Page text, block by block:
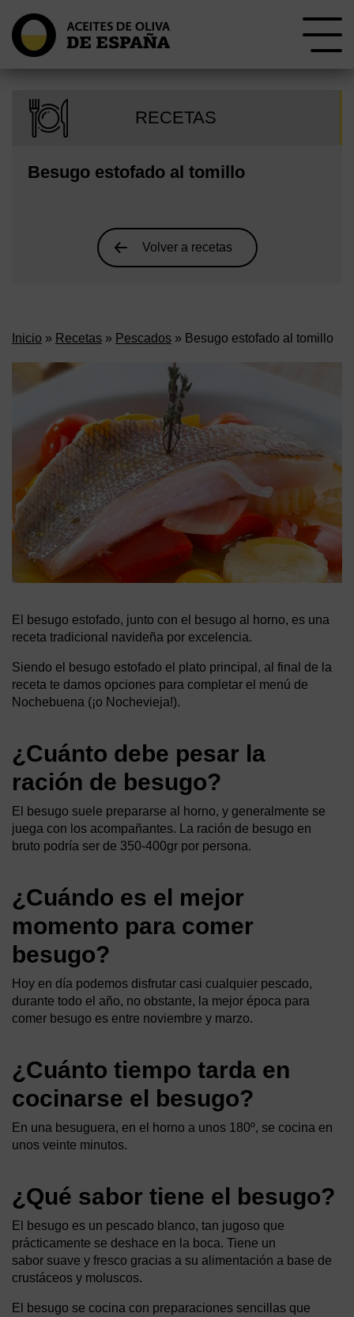
RECETAS
Besugo estofado al tomillo
Volver a recetas
Inicio » Recetas » Pescados » Besugo estofado al tomillo
El besugo estofado, junto con el besugo al horno, es una
receta tradicional navideña por excelencia.
Siendo el besugo estofado el plato principal, al final de la
receta te damos opciones para completar el menú de
Nochebuena (¡o Nochevieja!).
¿Cuánto debe pesar la
ración de besugo?
El besugo suele prepararse al horno, y generalmente se
juega con los acompañantes. La ración de besugo en
bruto podría ser de 350-400gr por persona.
¿Cuándo es el mejor
momento para comer
besugo?
Hoy en día podemos disfrutar casi cualquier pescado,
durante todo el año, no obstante, la mejor época para
comer besugo es entre noviembre y marzo.
¿Cuánto tiempo tarda en
cocinarse el besugo?
En una besuguera, en el horno a unos 180º, se cocina en
unos veinte minutos.
¿Qué sabor tiene el besugo?
El besugo es un pescado blanco, tan jugoso que
prácticamente se deshace en la boca. Tiene un
sabor suave y fresco gracias a su alimentación a base de
crustáceos y moluscos.
El besugo se cocina con preparaciones sencillas que